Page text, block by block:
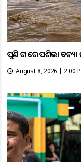
ପୁଣି ଗାଁରେ ପଶିଲା ବନ୍ୟା
August 8, 2026 | 2:00